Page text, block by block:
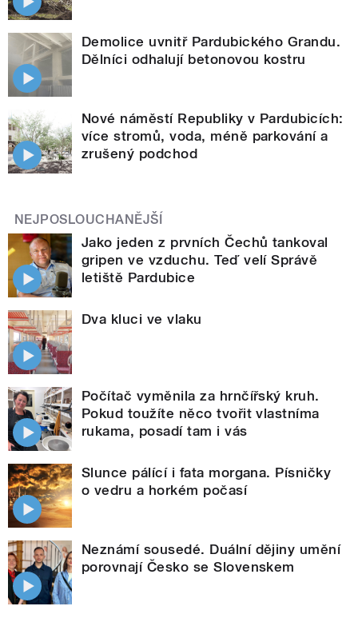
Demolice uvnitř Pardubického Grandu.
Dělníci odhalují betonovou kostru
Nové náměstí Republiky v Pardubicích:
více stromů, voda, méně parkování a
zrušený podchod
NEJPOSLOUCHANĚJŠÍ
Jako jeden z prvních Čechů tankoval
gripen ve vzduchu. Teď velí Správě
letiště Pardubice
Dva kluci ve vlaku
Počítač vyměnila za hrnčířský kruh.
Pokud toužíte něco tvořit vlastníma
rukama, posadí tam i vás
Slunce pálící i fata morgana. Písničky
o vedru a horkém počasí
Neznámí sousedé. Duální dějiny umění
porovnají Česko se Slovenskem